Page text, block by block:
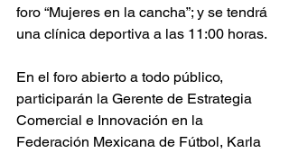
foro “Mujeres en la cancha”; y se tendrá
una clínica deportiva a las 11:00 horas.
En el foro abierto a todo público,
participarán la Gerente de Estrategia
Comercial e Innovación en la
Federación Mexicana de Fútbol, Karla